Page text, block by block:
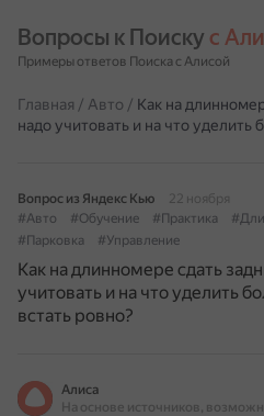
Вопросы к Поиску с
Примеры ответов Поиска с Алисой
Главная / Авто / Как на
надо учитовать и на что
Вопрос из Яндекс Кью
22 ноября
#Авто
#Обучение #Практика
#Парковка
#Управление
Как на длинномере сдать
учитовать и на что уделить
встать ровно?
Алиса